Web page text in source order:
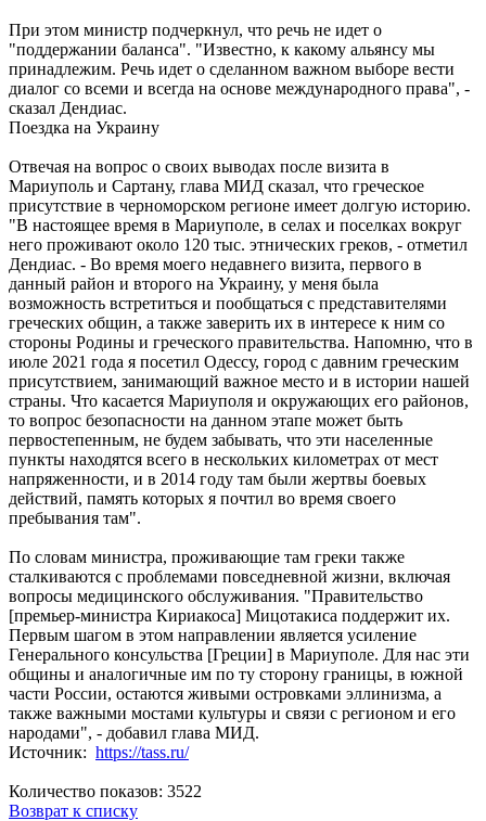
При этом министр подчеркнул, что речь не идет о
"поддержании баланса". "Известно, к какому альянсу мы
принадлежим. Речь идет о сделанном важном выборе вести
диалог со всеми и всегда на основе международного права", -
сказал Дендиас.
Поездка на Украину
Отвечая на вопрос о своих выводах после визита в
Мариуполь и Сартану, глава МИД сказал, что греческое
присутствие в черноморском регионе имеет долгую историю.
"В настоящее время в Мариуполе, в селах и поселках вокруг
него проживают около 120 тыс. этнических греков, - отметил
Дендиас. - Во время моего недавнего визита, первого в
данный район и второго на Украину, у меня была
возможность встретиться и пообщаться с представителями
греческих общин, а также заверить их в интересе к ним со
стороны Родины и греческого правительства. Напомню, что в
июле 2021 года я посетил Одессу, город с давним греческим
присутствием, занимающий важное место и в истории нашей
страны. Что касается Мариуполя и окружающих его районов,
то вопрос безопасности на данном этапе может быть
первостепенным, не будем забывать, что эти населенные
пункты находятся всего в нескольких километрах от мест
напряженности, и в 2014 году там были жертвы боевых
действий, память которых я почтил во время своего
пребывания там".
По словам министра, проживающие там греки также
сталкиваются с проблемами повседневной жизни, включая
вопросы медицинского обслуживания. "Правительство
[премьер-министра Кириакоса] Мицотакиса поддержит их.
Первым шагом в этом направлении является усиление
Генерального консульства [Греции] в Мариуполе. Для нас эти
общины и аналогичные им по ту сторону границы, в южной
части России, остаются живыми островками эллинизма, а
также важными мостами культуры и связи с регионом и его
народами", - добавил глава МИД.
Источник: https://tass.ru/
Количество показов: 3522
Возврат к списку